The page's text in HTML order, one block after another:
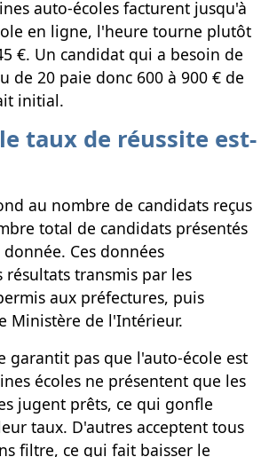
auto-écoles facturent jusqu'à
en ligne, l'heure tourne plutôt
€. Un candidat qui a besoin de
de 20 paie donc 600 à 900 € de
initial.
taux de réussite est-
au nombre de candidats reçus
total de candidats présentés
Ces données
transmis par les
aux préfectures, puis
Ministère de l'Intérieur.
garantit pas que l'auto-école est
écoles ne présentent que les
jugent prêts, ce qui gonfle
taux. D'autres acceptent tous
filtre, ce qui fait baisser le